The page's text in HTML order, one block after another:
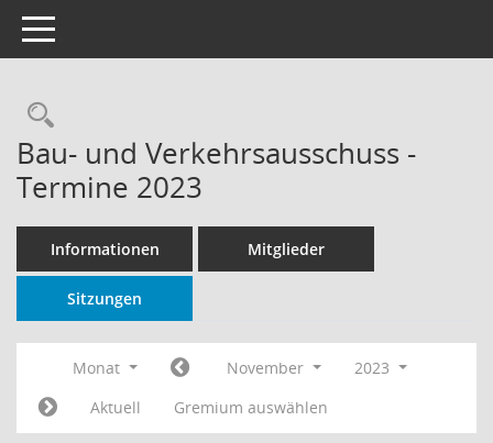
Toggle navigation
Rechercheauswahl
Bau- und Verkehrsausschuss -
Termine 2023
Informationen Mitglieder
Sitzungen
Monat November
2023
Aktuell
Gremium auswählen